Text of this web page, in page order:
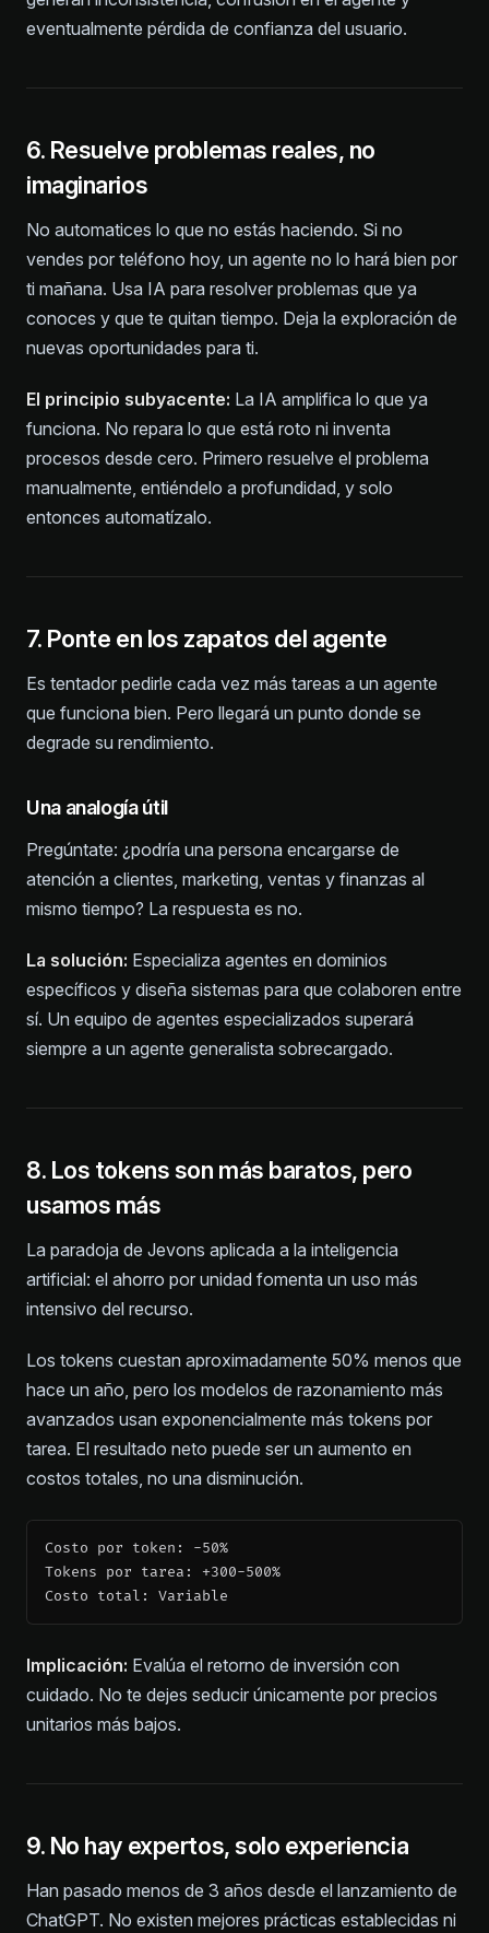
eventualmente pérdida de confianza del usuario.
6. Resuelve problemas reales, no
imaginarios
No automatices lo que no estás haciendo. Si no
vendes por teléfono hoy, un agente no lo hará bien por
ti mañana. Usa IA para resolver problemas que ya
conoces y que te quitan tiempo. Deja la exploración de
nuevas oportunidades para ti.
El principio subyacente: La IA amplifica lo que ya
funciona. No repara lo que está roto ni inventa
procesos desde cero. Primero resuelve el problema
manualmente, entiéndelo a profundidad, y solo
entonces automatízalo.
7. Ponte en los zapatos del agente
Es tentador pedirle cada vez más tareas a un agente
que funciona bien. Pero llegará un punto donde se
degrade su rendimiento.
Una analogía útil
Pregúntate: ¿podría una persona encargarse de
atención a clientes, marketing, ventas y finanzas al
mismo tiempo? La respuesta es no.
La solución: Especializa agentes en dominios
específicos y diseña sistemas para que colaboren entre
sí. Un equipo de agentes especializados superará
siempre a un agente generalista sobrecargado.
8. Los tokens son más baratos, pero
usamos más
La paradoja de Jevons aplicada a la inteligencia
artificial: el ahorro por unidad fomenta un uso más
intensivo del recurso.
Los tokens cuestan aproximadamente 50% menos que
hace un año, pero los modelos de razonamiento más
avanzados usan exponencialmente más tokens por
tarea. El resultado neto puede ser un aumento en
costos totales, no una disminución.
Costo por token: -50%
Tokens por tarea: +300-500%
Implicación: Evalúa el retorno de inversión con
cuidado. No te dejes seducir únicamente por precios
unitarios más bajos.
9. No hay expertos, solo experiencia
Han pasado menos de 3 años desde el lanzamiento de
ChatGPT. No existen mejores prácticas establecidas ni